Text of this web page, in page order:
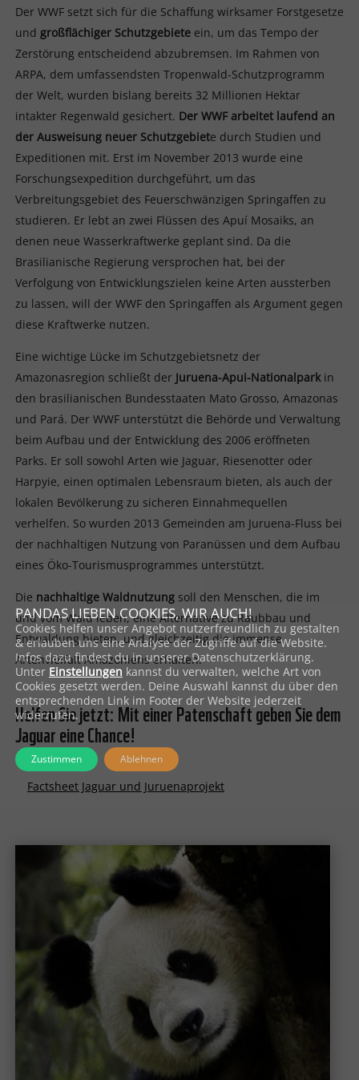
Der WWF setzt sich für die Schaffung wirksamer Forstgesetze
und großflächiger Schutzgebieteein, um das Tempo der
Zerstörung entscheidend abzubremsen. Im Rahmen von
ARPA, dem umfassendsten Tropenwald-Schutzprogramm
der Welt, wurden bislang bereits 32 Millionen Hektar
intakter Regenwald gesichert. Der WWF arbeitet laufend an
der Ausweisung neuer Schutzgebiete durch Studien und
Expeditionen mit. Erst im November 2013 wurde eine
Forschungsexpedition durchgeführt, um das
Verbreitungsgebiet des Feuerschwänzigen Springaffen zu
studieren. Er lebt an zwei Flüssen des Apuí Mosaiks, an
denen neue Wasserkraftwerke geplant sind. Da die
Brasilianische Regierung versprochen hat, bei der
Verfolgung von Entwicklungszielen keine Arten aussterben
zu lassen, will der WWF den Springaffen als Argument gegen
diese Kraftwerke nutzen.
Eine wichtige Lücke im Schutzgebietsnetz der
Amazonasregion schließt der Juruena-Apui-Nationalparkin
den brasilianischen Bundesstaaten Mato Grosso, Amazonas
und Pará. Der WWF unterstützt die Behörde und Verwaltung
beim Aufbau und der Entwicklung des 2006 eröffneten
Parks. Er soll sowohl Arten wie Jaguar, Riesenotter oder
Harpyie, einen optimalen Lebensraum bieten, als auch der
lokalen Bevölkerung zu sicheren Einnahmequellen
verhelfen. So wurden 2013 Gemeinden am Juruena-Fluss bei
der nachhaltigen Nutzung von Paranüssen und dem Aufbau
eines Öko-Tourismusprogrammes unterstützt.
Die nachhaltige Waldnutzungsoll den Menschen, die im
und vom Wald leben, eine Alternative zu Raubbau und
Entwaldung bieten, und gleichzeitig die immense
Artenvielfalt Amazoniens erhalten.
Helfen Sie jetzt: Mit einer Patenschaft geben Sie dem
Jaguar eine Chance!
Factsheet Jaguar und Juruenaprojekt
PANDAS LIEBEN COOKIES, WIR AUCH!
Cookies helfen unser Angebot nutzerfreundlich zu gestalten
& erlauben uns eine Analyse der Zugriffe auf die Website.
Infos dazu findest du in unserer Datenschutzerklärung.
Unter Einstellungen kannst du verwalten, welche Art von
Cookies gesetzt werden. Deine Auswahl kannst du über den
entsprechenden Link im Footer der Website jederzeit
widerrufen.
Zustimmen Ablehnen